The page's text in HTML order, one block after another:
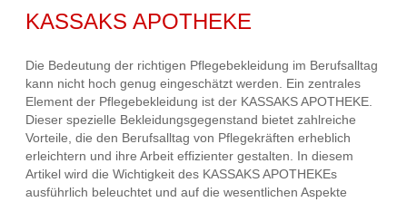
KASSAKS APOTHEKE
Die Bedeutung der richtigen Pflegebekleidung im Berufsalltag
kann nicht hoch genug eingeschätzt werden. Ein zentrales
Element der Pflegebekleidung ist der KASSAKS APOTHEKE.
Dieser spezielle Bekleidungsgegenstand bietet zahlreiche
Vorteile, die den Berufsalltag von Pflegekräften erheblich
erleichtern und ihre Arbeit effizienter gestalten. In diesem
Artikel wird die Wichtigkeit des KASSAKS APOTHEKEs
ausführlich beleuchtet und auf die wesentlichen Aspekte